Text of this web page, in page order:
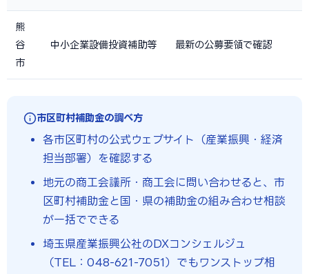
熊
谷
市
中小企業設備投資補助等 最新の公募要領で確認
市区町村補助金の調べ方
各市区町村の公式ウェブサイト（産業振興・経済
担当部署）を確認する
地元の商工会議所・商工会に問い合わせると、市
区町村補助金と国・県の補助金の組み合わせ相談
が一括でできる
埼玉県産業振興公社のDXコンシェルジュ
（TEL：048-621-7051）でもワンストップ相